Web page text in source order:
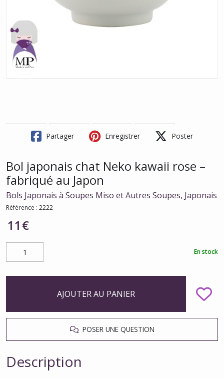
Partager Enregistrer Poster
Bol japonais chat Neko kawaii rose –
fabriqué au Japon
Bols Japonais à Soupes Miso et Autres Soupes, Japonais
Référence : 2222
11 €
En stock
AJOUTER AU PANIER
POSER UNE QUESTION
Description